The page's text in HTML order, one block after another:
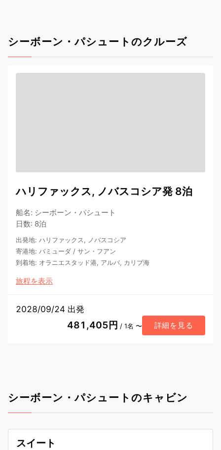
シーボーン・パシュートのクルーズ
ハリファックス, ノバスコシア発 8泊
船名: シーボーン・パシュート
日数: 8泊
出発地: ハリファックス, ノバスコシア
寄港地: バミューダ / サン・フアン
到着地: オラニエスタッド港, アルバ, カリブ海
旅程を表示
2028/09/24 出発
481,405円 / 1名 〜 詳細を見る
シーボーン・パシュートのキャビン
スイート